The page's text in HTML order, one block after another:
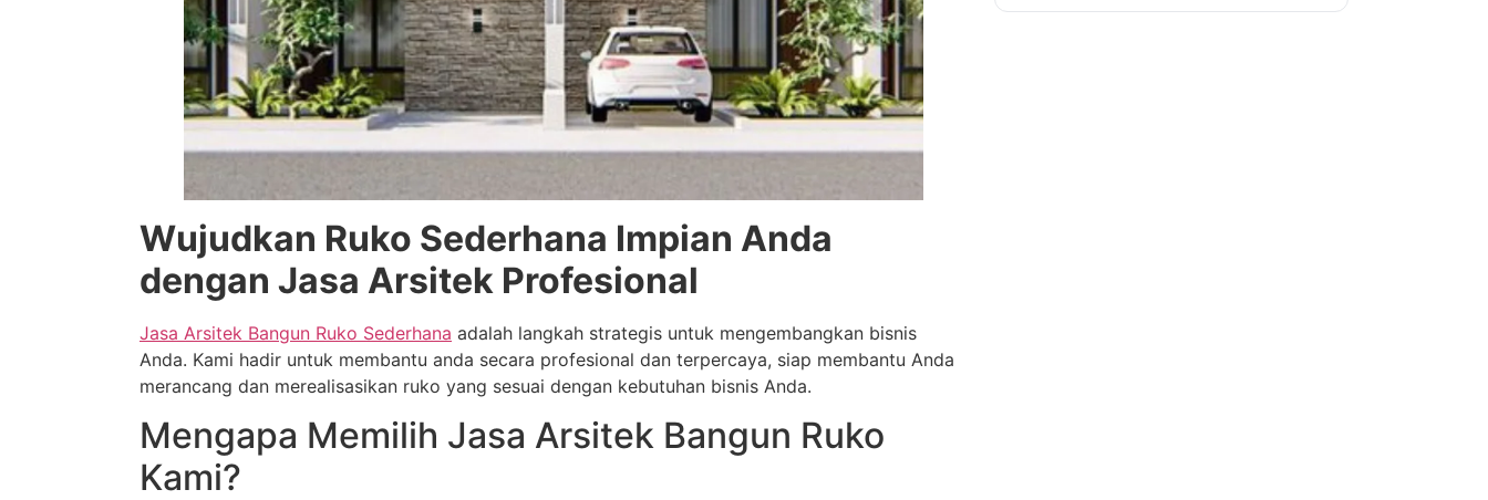
Wujudkan Ruko Sederhana Impian Anda
dengan Jasa Arsitek Profesional
Jasa Arsitek Bangun Ruko Sederhana adalah langkah strategis untuk mengembangkan bisnis
Anda. Kami hadir untuk membantu anda secara profesional dan terpercaya, siap membantu Anda
merancang dan merealisasikan ruko yang sesuai dengan kebutuhan bisnis Anda.
Mengapa Memilih Jasa Arsitek Bangun Ruko
Kami?